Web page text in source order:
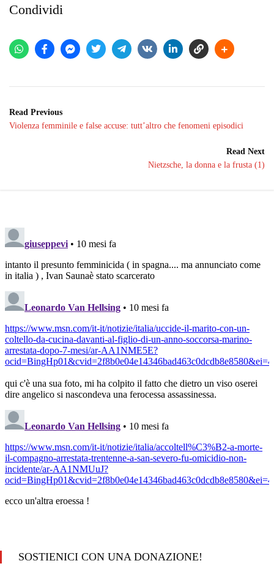
Condividi
Read Previous
Violenza femminile e false accuse: tutt’altro che fenomeni episodici
Read Next
Nietzsche, la donna e la frusta (1)
SOSTIENICI CON UNA DONAZIONE!